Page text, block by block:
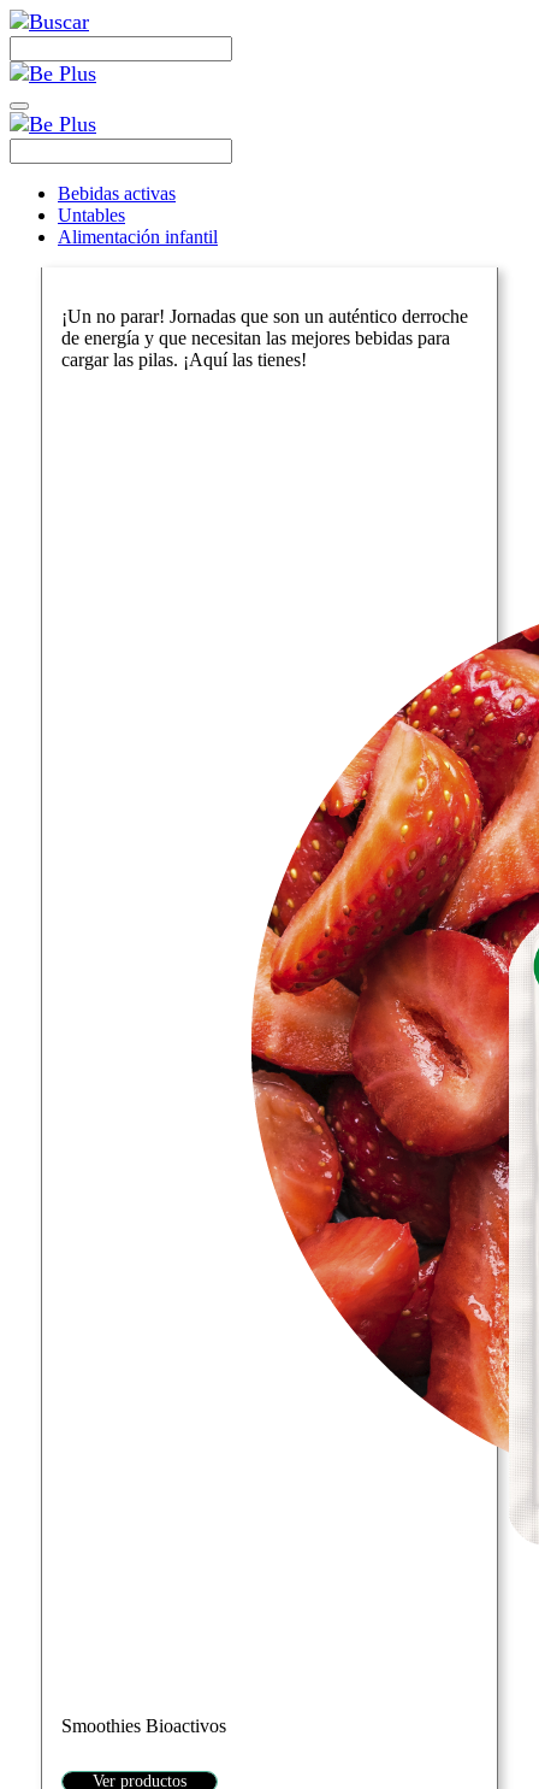
Bebidas activas
Untables
Alimentación infantil
¡Un no parar! Jornadas que son un auténtico derroche
de energía y que necesitan las mejores bebidas para
cargar las pilas. ¡Aquí las tienes!
Smoothies Bioactivos
Ver productos